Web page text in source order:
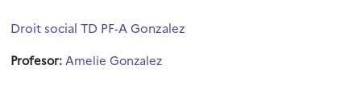
Droit social TD PF-A Gonzalez
Profesor: Amelie Gonzalez